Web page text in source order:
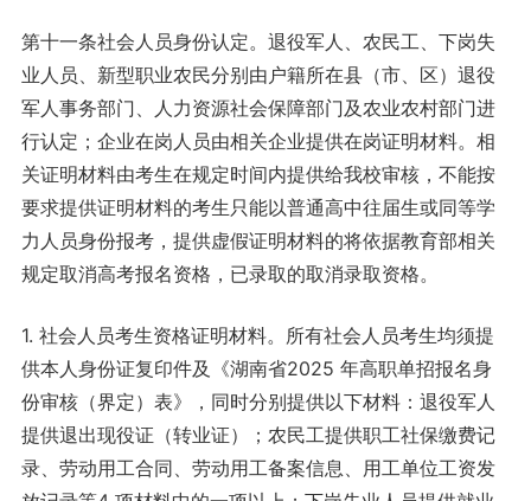
第十一条社会人员身份认定。退役军人、农民工、下岗失
业人员、新型职业农民分别由户籍所在县（市、区）退役
军人事务部门、人力资源社会保障部门及农业农村部门进
行认定；企业在岗人员由相关企业提供在岗证明材料。相
关证明材料由考生在规定时间内提供给我校审核，不能按
要求提供证明材料的考生只能以普通高中往届生或同等学
力人员身份报考，提供虚假证明材料的将依据教育部相关
规定取消高考报名资格，已录取的取消录取资格。
1. 社会人员考生资格证明材料。所有社会人员考生均须提
供本人身份证复印件及《湖南省2025 年高职单招报名身
份审核（界定）表》，同时分别提供以下材料：退役军人
提供退出现役证（转业证）；农民工提供职工社保缴费记
录、劳动用工合同、劳动用工备案信息、用工单位工资发